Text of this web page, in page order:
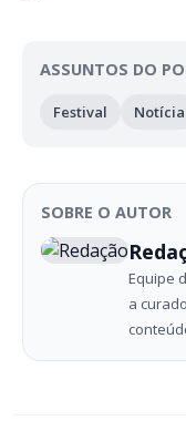
ASSUNTOS DO
Festival Notícia
SOBRE O AUTOR
Equipe
a